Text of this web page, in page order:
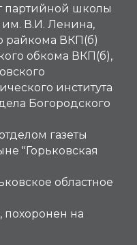
партийной школы
им. В.И. Ленина,
райкома ВКП(б)
обкома ВКП(б),
института
Богородского
газеты
"Горьковская
областное
на